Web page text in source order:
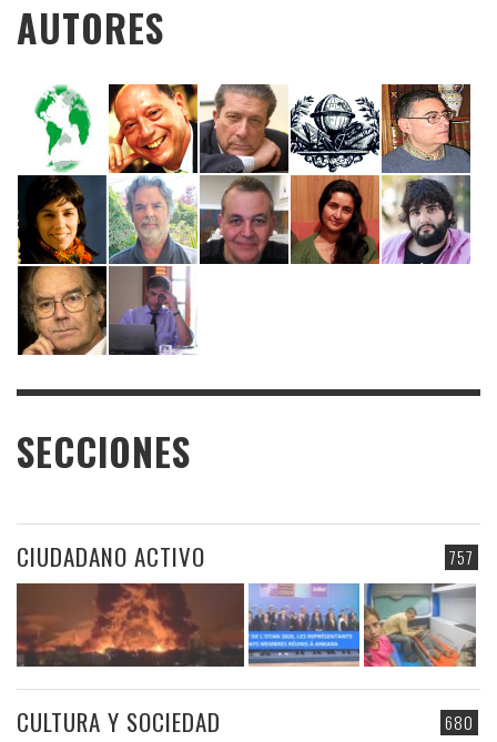
AUTORES
SECCIONES
757
CIUDADANO ACTIVO
680
CULTURA Y SOCIEDAD